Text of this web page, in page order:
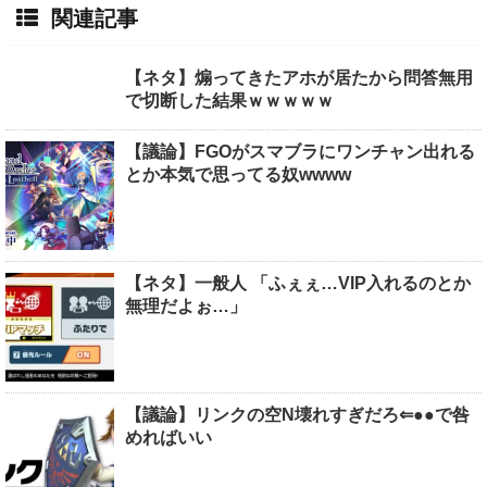
関連記事
【ネタ】煽ってきたアホが居たから問答無用
で切断した結果ｗｗｗｗｗ
【議論】FGOがスマブラにワンチャン出れる
とか本気で思ってる奴wwww
【ネタ】一般人 「ふぇぇ…VIP入れるのとか
無理だよぉ…」
【議論】リンクの空N壊れすぎだろ⇐●●で咎
めればいい